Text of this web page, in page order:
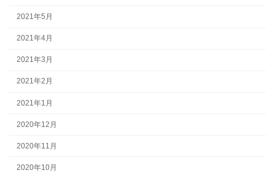
2021年5月
2021年4月
2021年3月
2021年2月
2021年1月
2020年12月
2020年11月
2020年10月